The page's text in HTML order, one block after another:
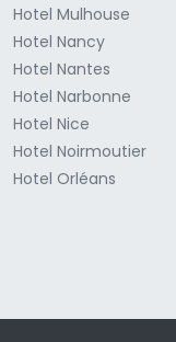
Hotel Mulhouse
Hotel Nancy
Hotel Nantes
Hotel Narbonne
Hotel Nice
Hotel Noirmoutier
Hotel Orléans